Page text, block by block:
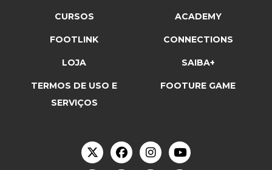
CURSOS ACADEMY
FOOTLINK CONNECTIONS
LOJA SAIBA+
TERMOS DE USO E
SERVIÇOS
FOOTURE GAME